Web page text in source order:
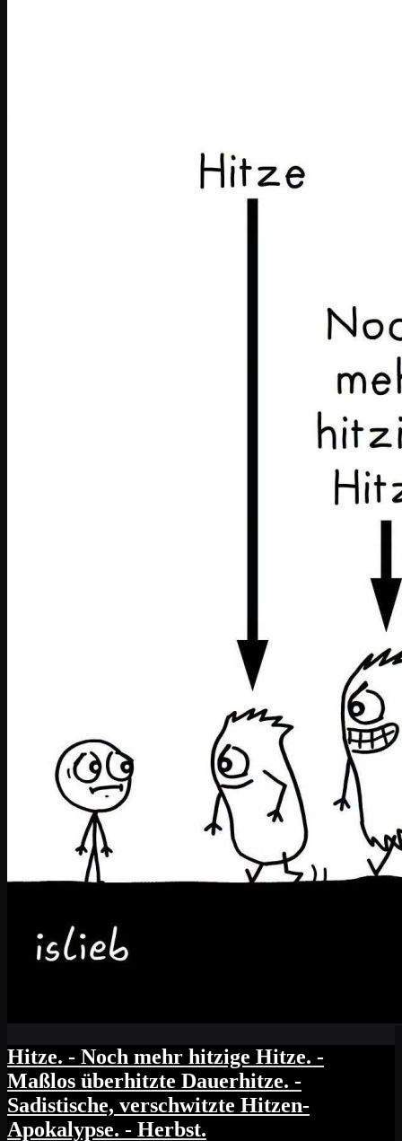
Hitze. - Noch mehr hitzige Hitze. -
Maßlos überhitzte Dauerhitze. -
Sadistische, verschwitzte Hitzen-
Apokalypse. - Herbst.